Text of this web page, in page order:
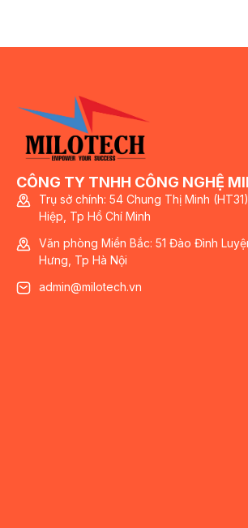
CÔNG TY TNHH CÔNG NGHỆ
Trụ sở chính: 54 Chung Thị Minh
Hiệp, Tp Hồ Chí Minh
Văn phòng Miền Bắc: 51 Đào Đình
Hưng, Tp Hà Nội
admin@milotech.vn